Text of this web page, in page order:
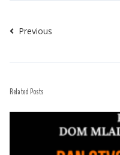
Previous
Related Posts